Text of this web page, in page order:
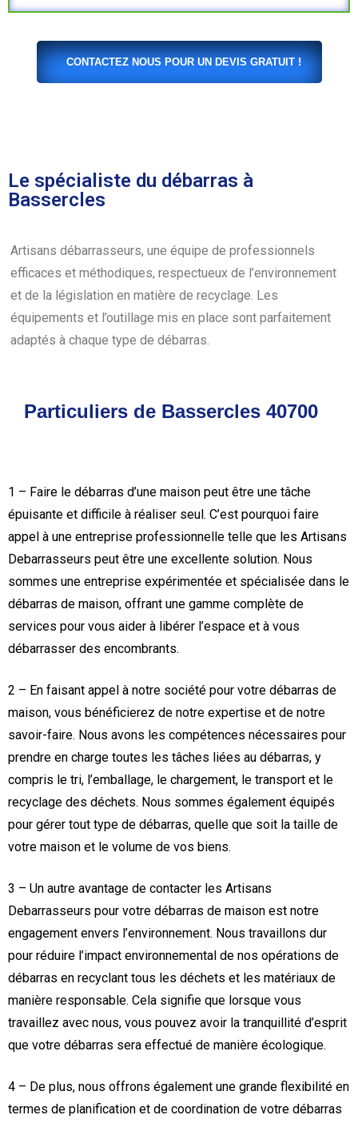
CONTACTEZ NOUS POUR UN DEVIS GRATUIT !
Le spécialiste du débarras à
Bassercles
Artisans débarrasseurs, une équipe de professionnels
efficaces et méthodiques, respectueux de l’environnement
et de la législation en matière de recyclage. Les
équipements et l’outillage mis en place sont parfaitement
adaptés à chaque type de débarras.
Particuliers de Bassercles 40700
1 – Faire le débarras d’une maison peut être une tâche
épuisante et difficile à réaliser seul. C’est pourquoi faire
appel à une entreprise professionnelle telle que les Artisans
Debarrasseurs peut être une excellente solution. Nous
sommes une entreprise expérimentée et spécialisée dans le
débarras de maison, offrant une gamme complète de
services pour vous aider à libérer l’espace et à vous
débarrasser des encombrants.
2 – En faisant appel à notre société pour votre débarras de
maison, vous bénéficierez de notre expertise et de notre
savoir-faire. Nous avons les compétences nécessaires pour
prendre en charge toutes les tâches liées au débarras, y
compris le tri, l’emballage, le chargement, le transport et le
recyclage des déchets. Nous sommes également équipés
pour gérer tout type de débarras, quelle que soit la taille de
votre maison et le volume de vos biens.
3 – Un autre avantage de contacter les Artisans
Debarrasseurs pour votre débarras de maison est notre
engagement envers l’environnement. Nous travaillons dur
pour réduire l’impact environnemental de nos opérations de
débarras en recyclant tous les déchets et les matériaux de
manière responsable. Cela signifie que lorsque vous
travaillez avec nous, vous pouvez avoir la tranquillité d’esprit
que votre débarras sera effectué de manière écologique.
4 – De plus, nous offrons également une grande flexibilité en
termes de planification et de coordination de votre débarras